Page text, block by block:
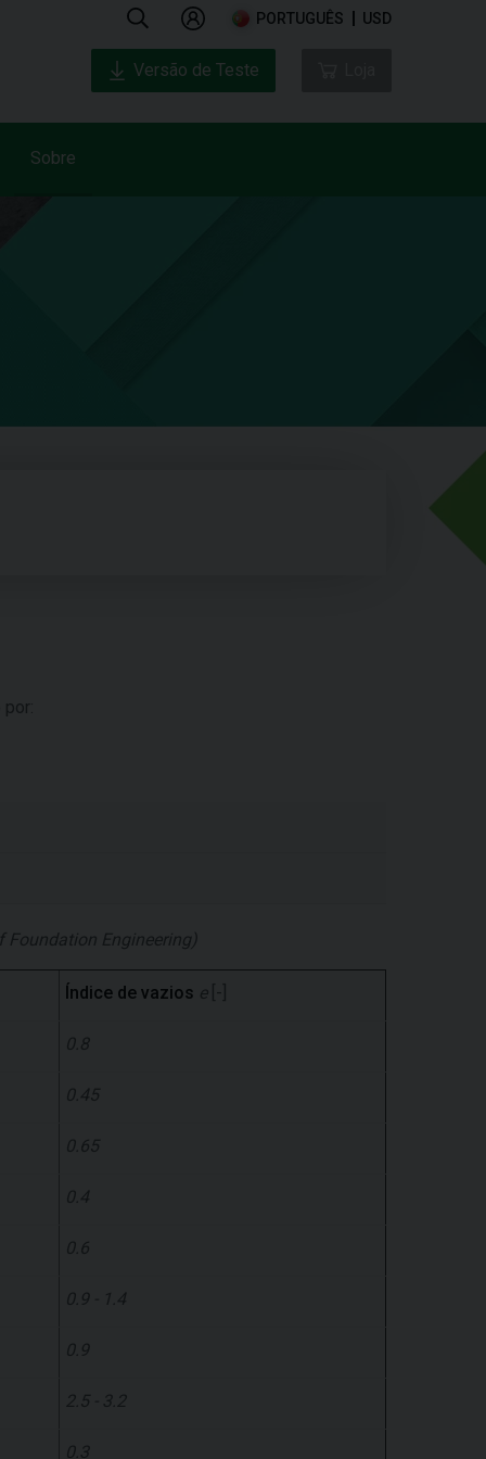
PORTUGUÊS USD
Sobre
Versão de Teste
Foundation Engineering)
Índice de vazios e[-]
0.8
0.45
0.65
0.4
0.6
0.9 - 1.4
0.9
2.5 - 3.2
0.3